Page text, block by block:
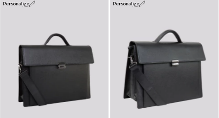
Personalize Personalize